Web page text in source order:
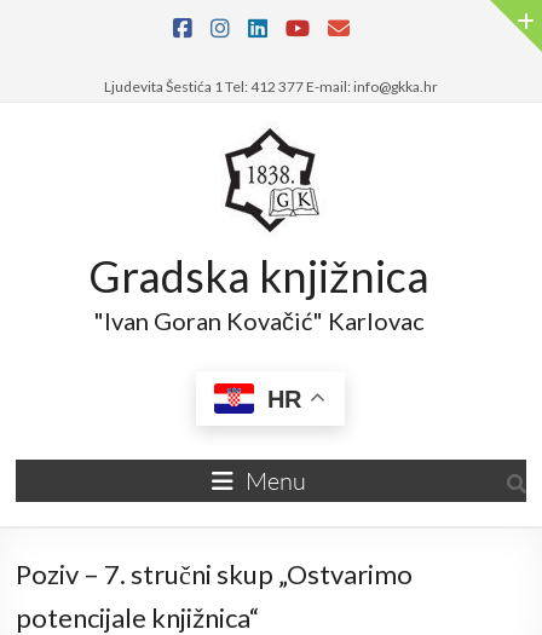
Ljudevita Šestića 1 Tel: 412 377 E-mail: info@gkka.hr
Gradska knjižnica
"Ivan Goran Kovačić" Karlovac
HR
Menu
Poziv – 7. stručni skup „Ostvarimo
potencijale knjižnica“